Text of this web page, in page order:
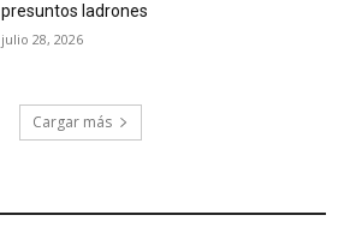
presuntos ladrones
julio 28, 2026
Cargar más